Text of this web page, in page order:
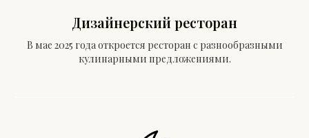
Дизайнерский ресторан
В мае 2025 года откроется ресторан с разнообразными
кулинарными предложениями.